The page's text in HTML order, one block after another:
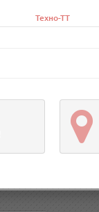
Техно-ТТ